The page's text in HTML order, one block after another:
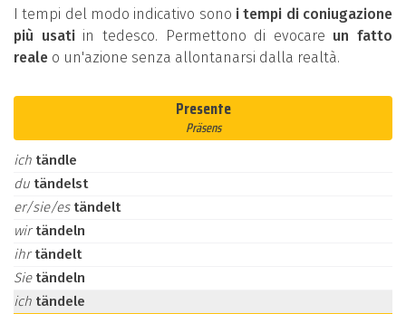
I tempi del modo indicativo sono i tempi di coniugazione
più usati in tedesco. Permettono di evocare un fatto
reale o un'azione senza allontanarsi dalla realtà.
Presente
Präsens
ich tändle
du tändelst
er/sie/es tändelt
wirtändeln
ihrtändelt
Sie tändeln
ich tändele